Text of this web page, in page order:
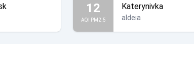
12
AQI PM2.5
Katerynivka
aldeia